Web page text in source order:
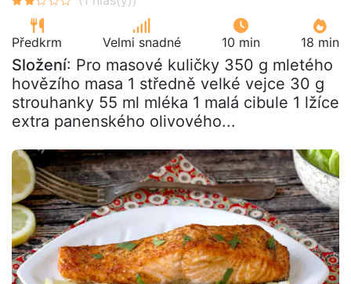
Předkrm Velmi snadné 10 min 18 min
Složení: Pro masové kuličky 350 g mletého
hovězího masa 1 středně velké vejce 30 g
strouhanky 55 ml mléka 1 malá cibule 1 lžíce
extra panenského olivového...